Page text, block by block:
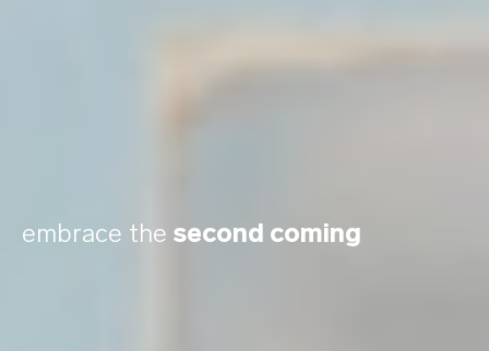
embrace the second coming